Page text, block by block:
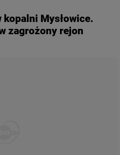
Mysłowice.
zagrożony rejon